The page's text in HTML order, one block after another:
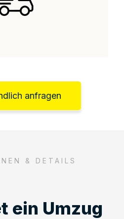
anfragen
& DETAILS
ein Umzug